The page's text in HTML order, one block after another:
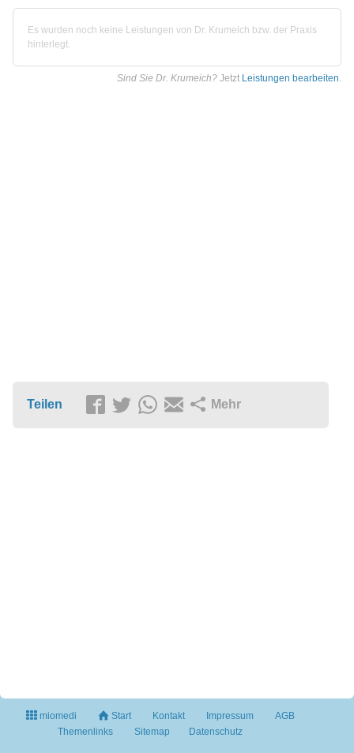
Es wurden noch keine Leistungen von Dr. Krumeich bzw. der Praxis
hinterlegt.
Sind Sie Dr. Krumeich? Jetzt Leistungen bearbeiten.
Teilen Mehr
miomedi Start Kontakt Impressum
AGB
Themenlinks
Sitemap Datenschutz